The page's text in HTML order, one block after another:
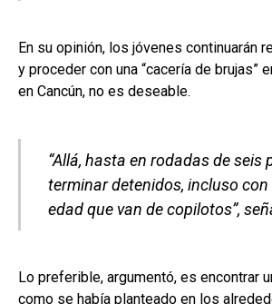
En su opinión, los jóvenes continuarán
y proceder con una “cacería de brujas”
en Cancún, no es deseable.
“Allá, hasta en rodadas de seis
terminar detenidos, incluso con
edad que van de copilotos”,
Lo preferible, argumentó, es encontrar
como se había planteado en los